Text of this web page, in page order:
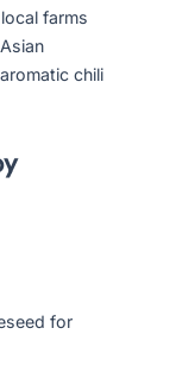
farms
chili
for